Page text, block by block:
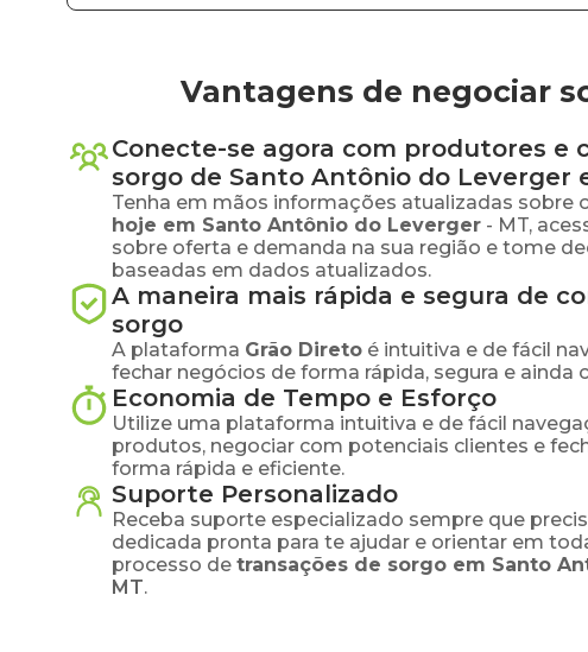
Vantagens de negociar
Conecte-se agora com produtores e
sorgo de Santo Antônio do Leverger
Tenha em mãos informações atualizadas sobre
hoje em Santo Antônio do Leverger - MT,
sobre oferta e demanda na sua região e tome
baseadas em dados atualizados.
A maneira mais rápida e segura de
sorgo
A plataforma Grão Direto é intuitiva e de fácil
fechar negócios de forma rápida, segura e ainda
Economia de Tempo e Esforço
Utilize uma plataforma intuitiva e de fácil
produtos, negociar com potenciais clientes e
forma rápida e eficiente.
Suporte Personalizado
Receba suporte especializado sempre que
dedicada pronta para te ajudar e orientar em
processo de transações de sorgo em Santo
MT.